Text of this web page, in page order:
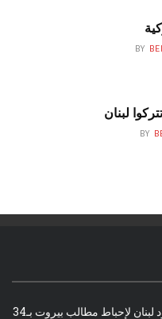
BY
لبنان
BY
إسرائيل تحيي ملف يهود لبنان لإحباط مطالب بيروت بـ34